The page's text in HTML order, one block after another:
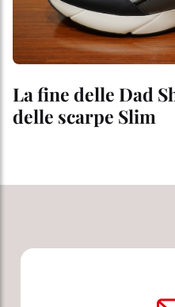
La fine delle Dad
delle scarpe Slim